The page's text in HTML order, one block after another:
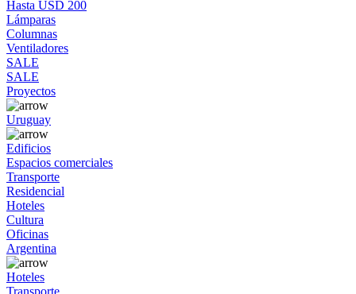
Hasta USD 200
Lámparas
Columnas
Ventiladores
SALE
SALE
Proyectos
Uruguay
Edificios
Espacios comerciales
Transporte
Residencial
Hoteles
Cultura
Oficinas
Argentina
Hoteles
Transporte